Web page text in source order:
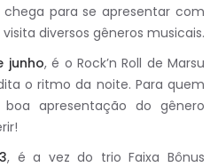
chega para se apresentar com
diversos gêneros musicais.
junho, é o Rock’n Roll de Marsu
o ritmo da noite. Para quem
apresentação do gênero
, é a vez do trio Faixa Bônus